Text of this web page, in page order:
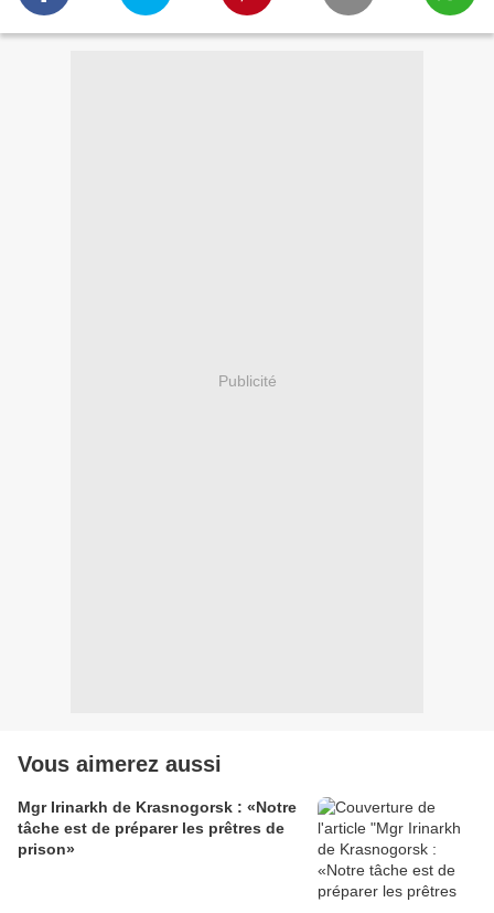
Publicité
Vous aimerez aussi
Mgr Irinarkh de Krasnogorsk : «Notre
tâche est de préparer les prêtres de
prison»